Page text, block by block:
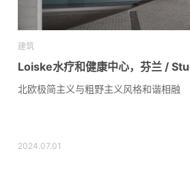
建筑
Loiske水疗和健康中心，芬兰 /
北欧极简主义与粗野主义风格和谐相融
2024.07.01